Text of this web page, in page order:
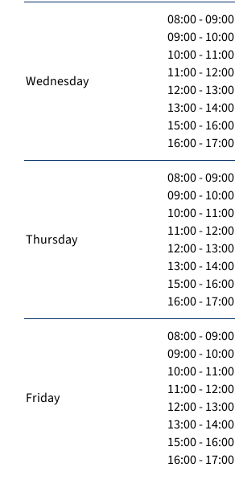
Wednesday
08:00 - 09:00
09:00 - 10:00
10:00 - 11:00
11:00 - 12:00
12:00 - 13:00
13:00 - 14:00
15:00 - 16:00
16:00 - 17:00
Thursday
08:00 - 09:00
09:00 - 10:00
10:00 - 11:00
11:00 - 12:00
12:00 - 13:00
13:00 - 14:00
15:00 - 16:00
16:00 - 17:00
Friday
08:00 - 09:00
09:00 - 10:00
10:00 - 11:00
11:00 - 12:00
12:00 - 13:00
13:00 - 14:00
15:00 - 16:00
16:00 - 17:00